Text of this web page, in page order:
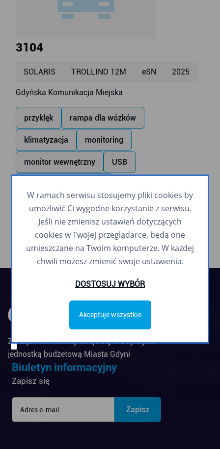
3104
SOLARIS TROLLINO 12M eSN 2025
Gdyńska Komunikacja Miejska
przyklęk rampa dla wózków
klimatyzacja monitoring
monitor wewnętrzny USB
napęd pomocniczy (trolejbusy)
Zarząd Komunikacji Miejskiej w Gdyni jest
jednostką budżetową Miasta Gdyni
Biuletyn informacyjny
Zapisz się
W ramach serwisu stosujemy pliki cookies by
umożliwić Ci wygodne korzystanie z serwisu.
Jeśli nie zmienisz ustawień dotyczących
cookies w Twojej przeglądarce, będą one
umieszczane na Twoim komputerze. W każdej
chwili możesz zmienić swoje ustawienia.
DOSTOSUJ WYBÓR
Akceptuje wszystkie